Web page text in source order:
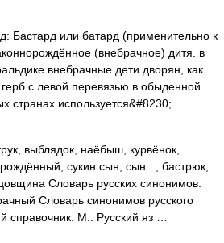
Бастард или батард (применительно к
(внебрачное) дитя. в
внебрачные дети дворян, как
с левой перевязью в обыденной
странах используется&#8230; …
выблядок, наёбыш, курвёнок,
сукин сын, сын...; бастрюк,
Словарь русских синонимов.
Словарь синонимов русского
справочник. М.: Русский яз …